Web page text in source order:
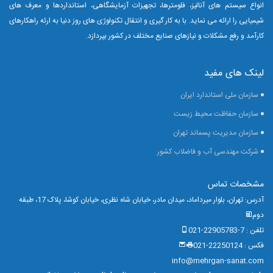
انواع سیستم های آنالیز، فلومترها، تجهیزات آزمایشگاهی، استانداردها و معرف های
شیمیایی را ارائه می نماید. با به کار گیری و انتقال تکنولوژی های روز دنیا به ارئه راهکارهای
کارآمد و رفع مشکلات و نیازهای صنایع مختلف در کشور بپردازد.
لینک های مفید
سازمان ملی استاندارد ایران
سازمان حفاظت محیط زیست
سازمان مدیریت پسماند تهران
شرکت مهندسی آب و فاضلاب کشور
مشخصات تماس
آدرس: تهران، بلوار میرداماد، میدان مادر، خیابان شاه نظری، خیابان کوشا، پلاک 17، طبقه
دوم
تلفن : 7-22905783-021
فکس : 22250124-021
info@mehrgan-sanat.com